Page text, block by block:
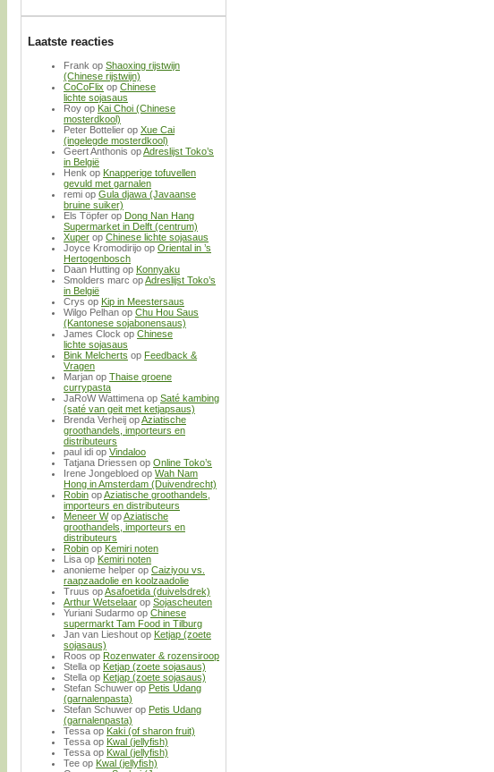
Laatste reacties
Frank op Shaoxing rijstwijn
(Chinese rijstwijn)
CoCoFlix op Chinese
lichte sojasaus
Roy op Kai Choi (Chinese
mosterdkool)
Peter Bottelier op Xue Cai
(ingelegde mosterdkool)
Geert Anthonis opAdreslijst Toko’s
in België
Henk op Knapperige tofuvellen
gevuld met garnalen
remi op Gula djawa (Javaanse
bruine suiker)
Els Töpfer op Dong Nan Hang
Supermarket in Delft (centrum)
Xuper op Chinese lichte sojasaus
Joyce Kromodirijo op Oriental in ’s
Hertogenbosch
Daan Hutting op Konnyaku
Smolders marc opAdreslijst Toko’s
in België
Crys op Kip in Meestersaus
Wilgo Pelhan op Chu Hou Saus
(Kantonese sojabonensaus)
James Clock op Chinese
lichte sojasaus
Bink Melcherts op Feedback &
Vragen
Marjan op Thaise groene
currypasta
JaRoW Wattimena op Saté kambing
(saté van geit met ketjapsaus)
Brenda Verheij opAziatische
groothandels, importeurs en
distributeurs
paul idi op Vindaloo
Tatjana Driessen op Online Toko’s
Irene Jongebloed op Wah Nam
Hong in Amsterdam (Duivendrecht)
Robin opAziatische groothandels,
importeurs en distributeurs
Meneer WopAziatische
groothandels, importeurs en
distributeurs
Robin op Kemiri noten
Lisa op Kemiri noten
anonieme helper op Caiziyou vs.
raapzaadolie en koolzaadolie
Truus opAsafoetida (duivelsdrek)
Arthur Wetselaar op Sojascheuten
Yuriani Sudarmo op Chinese
supermarkt Tam Food in Tilburg
Jan van Lieshout op Ketjap (zoete
sojasaus)
Roos op Rozenwater & rozensiroop
Stella op Ketjap (zoete sojasaus)
Stella op Ketjap (zoete sojasaus)
Stefan Schuwer op Petis Udang
(garnalenpasta)
Stefan Schuwer op Petis Udang
(garnalenpasta)
Tessa op Kaki (of sharon fruit)
Tessa op Kwal (jellyfish)
Tessa op Kwal (jellyfish)
Tee op Kwal (jellyfish)